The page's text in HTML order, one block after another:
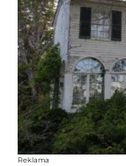
Reklama